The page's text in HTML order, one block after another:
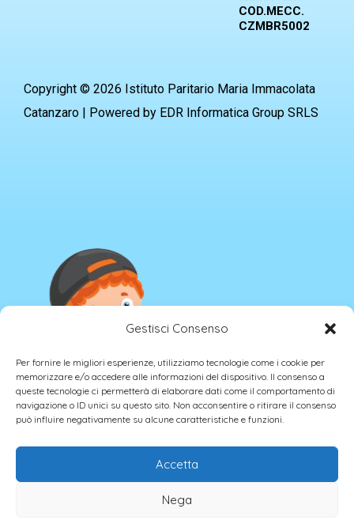
Gestisci Consenso
Per fornire le migliori esperienze, utilizziamo tecnologie come i cookie per
memorizzare e/o accedere alle informazioni del dispositivo. Il consenso a
queste tecnologie ci permetterà di elaborare dati come il comportamento di
navigazione o ID unici su questo sito. Non acconsentire o ritirare il consenso
può influire negativamente su alcune caratteristiche e funzioni.
Accetta
Nega
COD.MECC.
CZMBR5002
Copyright © 2026 Istituto Paritario Maria Immacolata
Catanzaro | Powered by EDR Informatica Group SRLS